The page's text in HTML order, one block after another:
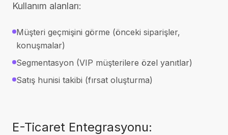
Kullanım alanları:
Müşteri geçmişini görme (önceki siparişler,
konuşmalar)
Segmentasyon (VIP müşterilere özel yanıtlar)
Satış hunisi takibi (fırsat oluşturma)
E-Ticaret Entegrasyonu: